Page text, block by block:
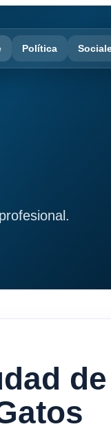
Política